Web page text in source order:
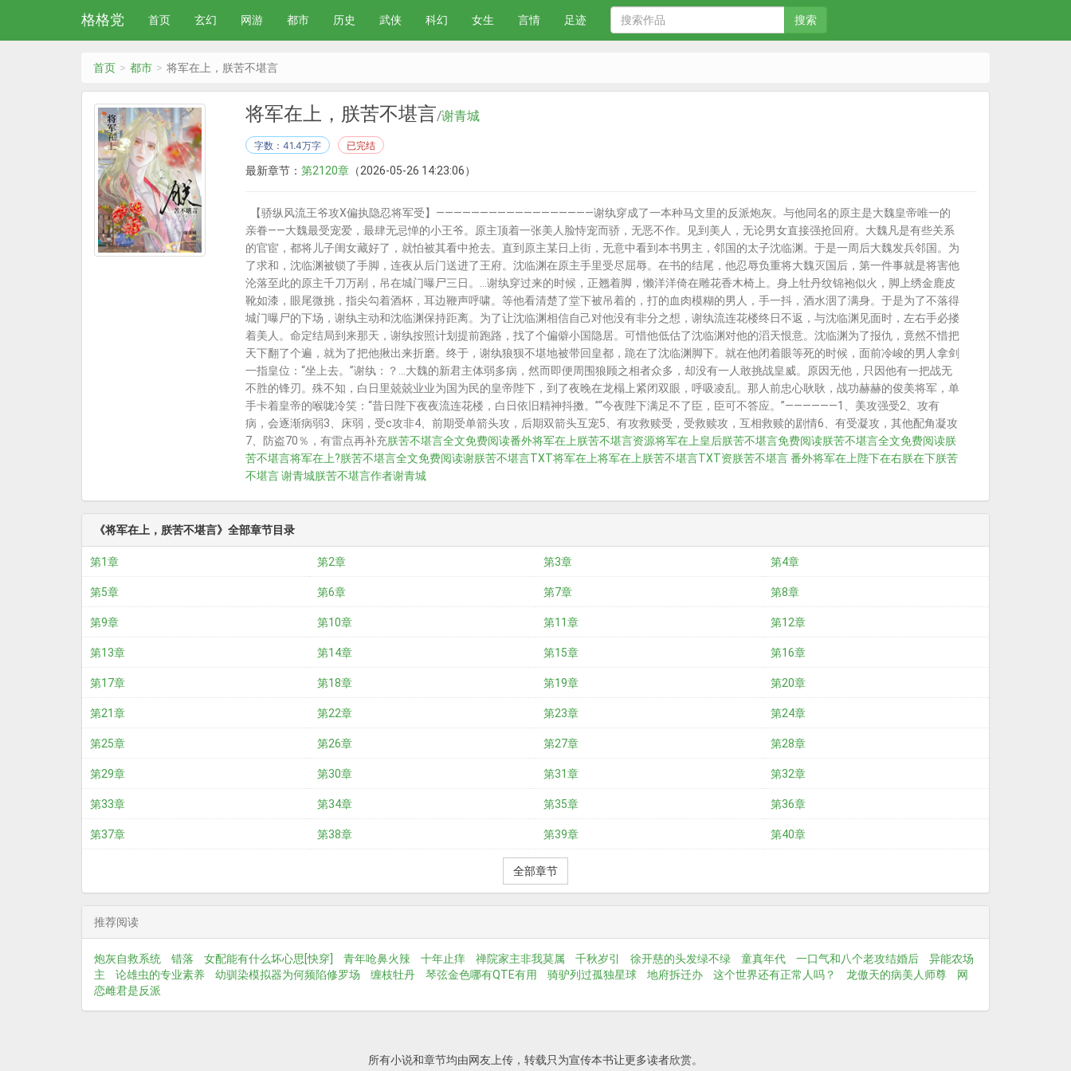
格格党 首页 玄幻 网游 都市 历史 武侠 科幻 女生 言情 足迹 搜索
首页 都市 将军在上，朕苦不堪言
将军在上，朕苦不堪言/谢青城
字数：41.4万字 已完结
最新章节： 第2120章（2026-05-26 14:23:06）
【骄纵风流王爷攻X偏执隐忍将军受】——————————————————谢纨穿成了一本种马文里的反派炮灰。与他同名的原主是大魏皇帝唯一的
亲眷——大魏最受宠爱，最肆无忌惮的小王爷。原主顶着一张美人脸恃宠而骄，无恶不作。见到美人，无论男女直接强抢回府。大魏凡是有些关系
的官宦，都将儿子闺女藏好了，就怕被其看中抢去。直到原主某日上街，无意中看到本书男主，邻国的太子沈临渊。于是一周后大魏发兵邻国。为
了求和，沈临渊被锁了手脚，连夜从后门送进了王府。沈临渊在原主手里受尽屈辱。在书的结尾，他忍辱负重将大魏灭国后，第一件事就是将害他
沦落至此的原主千刀万剐，吊在城门曝尸三日。...谢纨穿过来的时候，正翘着脚，懒洋洋倚在雕花香木椅上。身上牡丹纹锦袍似火，脚上绣金鹿皮
靴如漆，眼尾微挑，指尖勾着酒杯，耳边鞭声呼啸。等他看清楚了堂下被吊着的，打的血肉模糊的男人，手一抖，酒水洇了满身。于是为了不落得
城门曝尸的下场，谢纨主动和沈临渊保持距离。为了让沈临渊相信自己对他没有非分之想，谢纨流连花楼终日不返，与沈临渊见面时，左右手必搂
着美人。命定结局到来那天，谢纨按照计划提前跑路，找了个偏僻小国隐居。可惜他低估了沈临渊对他的滔天恨意。沈临渊为了报仇，竟然不惜把
天下翻了个遍，就为了把他揪出来折磨。终于，谢纨狼狈不堪地被带回皇都，跪在了沈临渊脚下。就在他闭着眼等死的时候，面前冷峻的男人拿剑
一指皇位：“坐上去。”谢纨：？...大魏的新君主体弱多病，然而即便周围狼顾之相者众多，却没有一人敢挑战皇威。原因无他，只因他有一把战无
不胜的锋刃。殊不知，白日里兢兢业业为国为民的皇帝陛下，到了夜晚在龙榻上紧闭双眼，呼吸凌乱。那人前忠心耿耿，战功赫赫的俊美将军，单
手卡着皇帝的喉咙冷笑：“昔日陛下夜夜流连花楼，白日依旧精神抖擞。”“今夜陛下满足不了臣，臣可不答应。”——————1、美攻强受2、攻有
病，会逐渐病弱3、床弱，受c攻非4、前期受单箭头攻，后期双箭头互宠5、有攻救赎受，受救赎攻，互相救赎的剧情6、有受凝攻，其他配角凝攻
7、防盗70％，有雷点再补充朕苦不堪言全文免费阅读番外将军在上朕苦不堪言资源将军在上皇后朕苦不堪言免费阅读朕苦不堪言全文免费阅读朕
苦不堪言将军在上?朕苦不堪言全文免费阅读谢朕苦不堪言TXT将军在上将军在上朕苦不堪言TXT资朕苦不堪言 番外将军在上陛下在右朕在下朕苦
不堪言 谢青城朕苦不堪言作者谢青城
《将军在上，朕苦不堪言》全部章节目录
第1章 第2章 第3章 第4章
第5章 第6章 第7章 第8章
第9章 第10章 第11章 第12章
第13章 第14章 第15章 第16章
第17章 第18章 第19章 第20章
第21章 第22章 第23章 第24章
第25章 第26章 第27章 第28章
第29章 第30章 第31章 第32章
第33章 第34章 第35章 第36章
第37章 第38章 第39章 第40章
全部章节
推荐阅读
炮灰自救系统 错落 女配能有什么坏心思[快穿] 青年呛鼻火辣 十年止痒 禅院家主非我莫属 千秋岁引 徐开慈的头发绿不绿 童真年代 一口气和八个老攻结婚后
异能农场
主
论雄虫的专业素养 幼驯染模拟器为何频陷修罗场 缠枝牡丹 琴弦金色哪有QTE有用 骑驴列过孤独星球 地府拆迁办 这个世界还有正常人吗？ 龙傲天的病美人师尊
网
恋雌君是反派
所有小说和章节均由网友上传，转载只为宣传本书让更多读者欣赏。